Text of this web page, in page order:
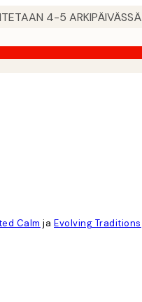
4-5 ARKIPÄIVÄSSÄ
Calm ja Evolving Traditions